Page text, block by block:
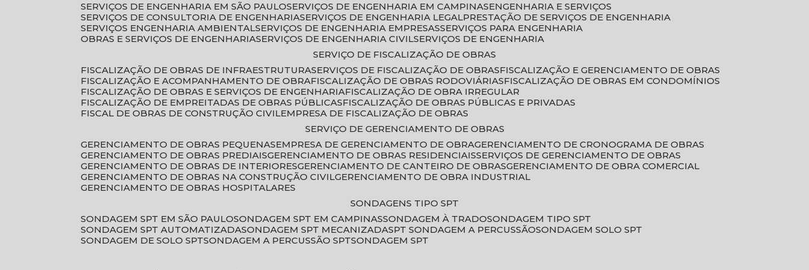
SERVIÇOS DE ENGENHARIA EM SÃO PAULO SERVIÇOS DE ENGENHARIA EM CAMPINAS
ENGENHARIA E SERVIÇOS
SERVIÇOS DE CONSULTORIA DE ENGENHARIA SERVIÇOS DE ENGENHARIA LEGAL
PRESTAÇÃO DE SERVIÇOS DE ENGENHARIA
SERVIÇOS ENGENHARIA AMBIENTAL SERVIÇOS DE ENGENHARIA EMPRESAS SERVIÇOS PARA ENGENHARIA
OBRAS E SERVIÇOS DE ENGENHARIA SERVIÇOS DE ENGENHARIA CIVIL SERVIÇOS DE ENGENHARIA
SERVIÇO DE FISCALIZAÇÃO DE OBRAS
FISCALIZAÇÃO DE OBRAS DE INFRAESTRUTURA SERVIÇOS DE FISCALIZAÇÃO DE OBRAS
FISCALIZAÇÃO E GERENCIAMENTO DE OBRAS
FISCALIZAÇÃO E ACOMPANHAMENTO DE OBRA FISCALIZAÇÃO DE OBRAS RODOVIÁRIAS
FISCALIZAÇÃO DE OBRAS EM CONDOMÍNIOS
FISCALIZAÇÃO DE OBRAS E SERVIÇOS DE ENGENHARIA FISCALIZAÇÃO DE OBRA IRREGULAR
FISCALIZAÇÃO DE EMPREITADAS DE OBRAS PÚBLICAS
FISCALIZAÇÃO DE OBRAS PÚBLICAS E PRIVADAS
FISCAL DE OBRAS DE CONSTRUÇÃO CIVIL EMPRESA DE FISCALIZAÇÃO DE OBRAS
SERVIÇO DE GERENCIAMENTO DE OBRAS
GERENCIAMENTO DE OBRAS PEQUENAS
EMPRESA DE GERENCIAMENTO DE OBRA
GERENCIAMENTO DE CRONOGRAMA DE OBRAS
GERENCIAMENTO DE OBRAS PREDIAIS
GERENCIAMENTO DE OBRAS RESIDENCIAIS SERVIÇOS DE GERENCIAMENTO DE OBRAS
GERENCIAMENTO DE OBRAS DE INTERIORES
GERENCIAMENTO DE CANTEIRO DE OBRAS
GERENCIAMENTO DE OBRA COMERCIAL
GERENCIAMENTO DE OBRAS NA CONSTRUÇÃO CIVIL
GERENCIAMENTO DE OBRA INDUSTRIAL
GERENCIAMENTO DE OBRAS HOSPITALARES
SONDAGENS TIPO SPT
SONDAGEM SPT EM SÃO PAULO SONDAGEM SPT EM CAMPINAS SONDAGEM À TRADO SONDAGEM TIPO SPT
SONDAGEM SPT AUTOMATIZADA SONDAGEM SPT MECANIZADA SPT SONDAGEM A PERCUSSÃO SONDAGEM SOLO SPT
SONDAGEM DE SOLO SPT SONDAGEM A PERCUSSÃO SPT SONDAGEM SPT